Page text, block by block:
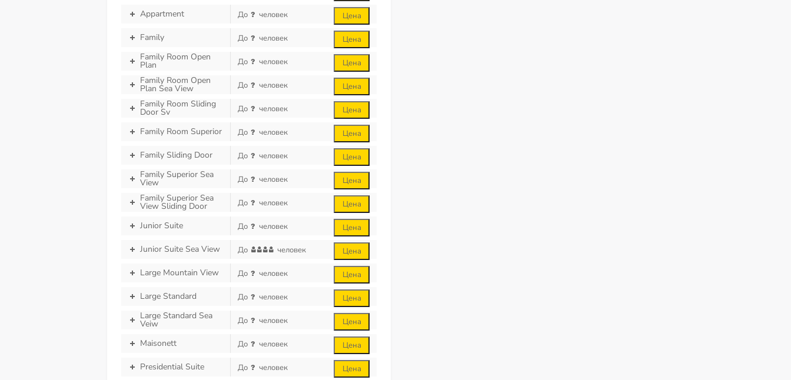
Appartment До человек Цена
Family До человек Цена
Family Room Open
Plan До человек Цена
Family Room Open
Plan Sea View До человек Цена
Family Room Sliding
Door Sv До человек Цена
Family Room Superior До человек Цена
Family Sliding Door До человек Цена
Family Superior Sea
View До человек Цена
Family Superior Sea
View Sliding Door До человек Цена
Junior Suite До человек Цена
Junior Suite Sea View До человек Цена
Large Mountain View До человек Цена
Large Standard До человек Цена
Large Standard Sea
Veiw До человек Цена
Maisonett До человек Цена
Presidential Suite До человек Цена